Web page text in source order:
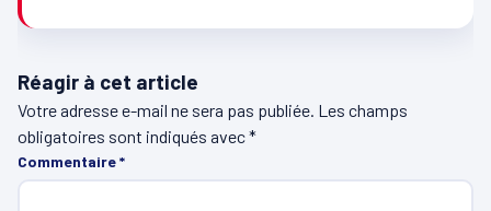
Réagir à cet article
Votre adresse e-mail ne sera pas publiée. Les champs
obligatoires sont indiqués avec*
Commentaire*